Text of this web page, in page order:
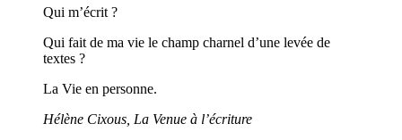
Qui m’écrit ?
Qui fait de ma vie le champ charnel d’une levée de
textes ?
La Vie en personne.
Hélène Cixous, La Venue à l’écriture